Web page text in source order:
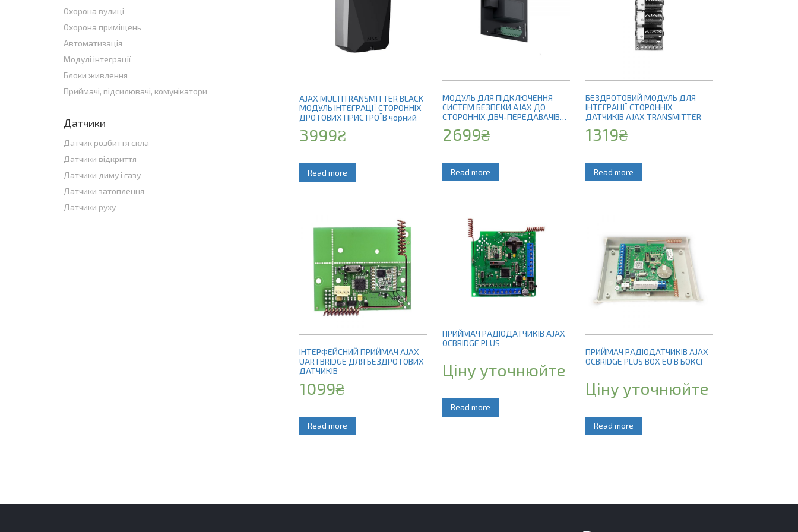
AJAX MULTITRANSMITTER BLACK
МОДУЛЬ ІНТЕГРАЦІЇ СТОРОННІХ
ДРОТОВИХ ПРИСТРОЇВ чорний
3999₴
Read more
МОДУЛЬ ДЛЯ ПІДКЛЮЧЕННЯ
СИСТЕМ БЕЗПЕКИ AJAX ДО
СТОРОННІХ ДВЧ-ПЕРЕДАВАЧІВ
2699₴
Read more
БЕЗДРОТОВИЙ МОДУЛЬ ДЛЯ
ІНТЕГРАЦІЇ СТОРОННІХ
ДАТЧИКІВ AJAX TRANSMITTER
1319₴
Read more
ІНТЕРФЕЙСНИЙ ПРИЙМАЧ AJAX
UARTBRIDGE ДЛЯ БЕЗДРОТОВИХ
ДАТЧИКІВ
1099₴
Read more
ПРИЙМАЧ РАДІОДАТЧИКІВ AJAX
OCBRIDGE PLUS
Ціну уточнюйте
Read more
ПРИЙМАЧ РАДІОДАТЧИКІВ AJAX
OCBRIDGE PLUS BOX EU В БОКСІ
Ціну уточнюйте
Read more
Охорона вулиці
Охорона приміщень
Автоматизація
Модулі інтеграції
Блоки живлення
Приймачі, підсилювачі, комунікатори
Датчики
Датчик розбиття скла
Датчики відкриття
Датчики диму і газу
Датчики затоплення
Датчики руху